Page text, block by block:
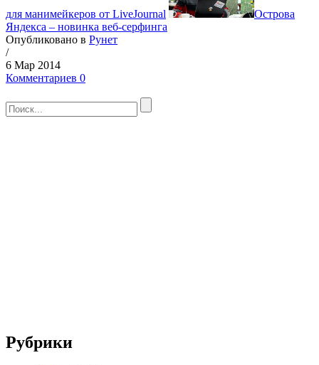
для манимейкеров от LiveJournal
Острова
Яндекса – новинка веб-серфинга
Опубликовано в Рунет
/
6 Мар 2014
Комментариев 0
Рубрики